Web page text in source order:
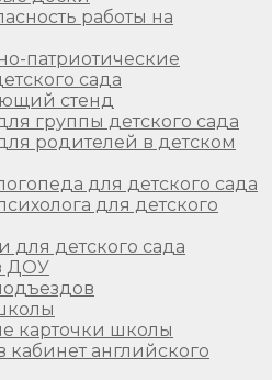
работы на
патриотические
сада
стенд
группы детского сада
родителей в детском
для детского сада
для детского
для детского сада
ДОУ
карточки школы
кабинет английского